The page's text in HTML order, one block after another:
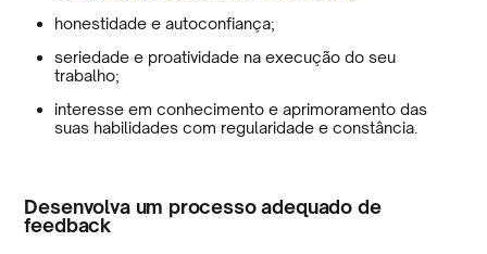
honestidade e autoconfiança;
seriedade e proatividade na execução do seu
trabalho;
interesse em conhecimento e aprimoramento das
suas habilidades com regularidade e constância.
Desenvolva um processo adequado de
feedback